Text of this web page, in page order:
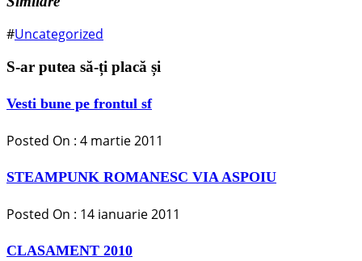
#Uncategorized
S-ar putea să-ți placă și
Vesti bune pe frontul sf
Posted On : 4 martie 2011
STEAMPUNK ROMANESC VIA ASPOIU
Posted On : 14 ianuarie 2011
CLASAMENT 2010